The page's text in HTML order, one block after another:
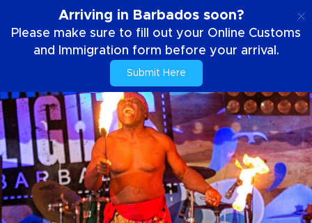
Arriving in Barbados soon?
Please make sure to fill out your Online Customs
and Immigration form before your arrival.
Submit Here